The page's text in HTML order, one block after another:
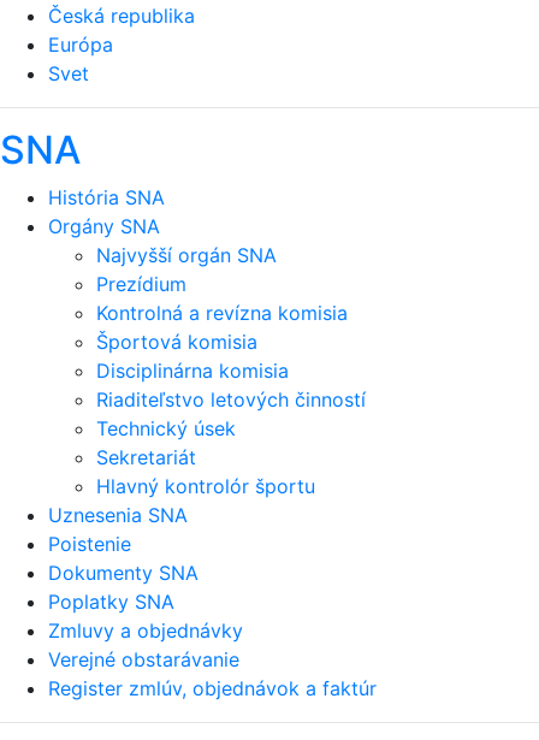
Česká republika
Európa
Svet
SNA
História SNA
Orgány SNA
Najvyšší orgán SNA
Prezídium
Kontrolná a revízna komisia
Športová komisia
Disciplinárna komisia
Riaditeľstvo letových činností
Technický úsek
Sekretariát
Hlavný kontrolór športu
Uznesenia SNA
Poistenie
Dokumenty SNA
Poplatky SNA
Zmluvy a objednávky
Verejné obstarávanie
Register zmlúv, objednávok a faktúr